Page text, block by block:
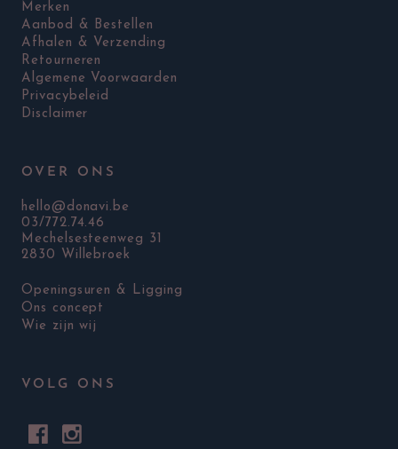
Merken
Aanbod & Bestellen
Afhalen & Verzending
Retourneren
Algemene Voorwaarden
Privacybeleid
Disclaimer
OVER ONS
hello@donavi.be
03/772.74.46
Mechelsesteenweg 31
2830 Willebroek
Openingsuren & Ligging
Ons concept
Wie zijn wij
VOLG ONS